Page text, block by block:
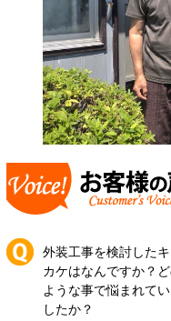
外装工事を検討したキ
カケはなんですか？
ような事で悩まれてい
したか？